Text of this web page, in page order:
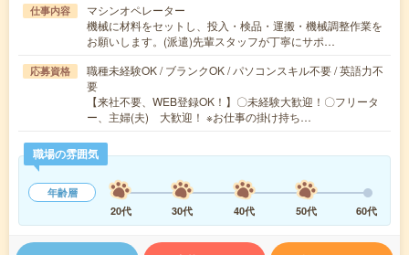
仕事内容
マシンオペレーター
機械に材料をセットし、投入・検品・運搬・機械調整作業を
お願いします。(派遣)先輩スタッフが丁寧にサポ…
応募資格
職種未経験OK / ブランクOK / パソコンスキル不要 / 英語力不
要
【来社不要、WEB登録OK！】〇未経験大歓迎！〇フリータ
ー、主婦(夫) 大歓迎！ ※お仕事の掛け持ち…
職場の雰囲気
年齢層
20代
30代 40代 50代 60代